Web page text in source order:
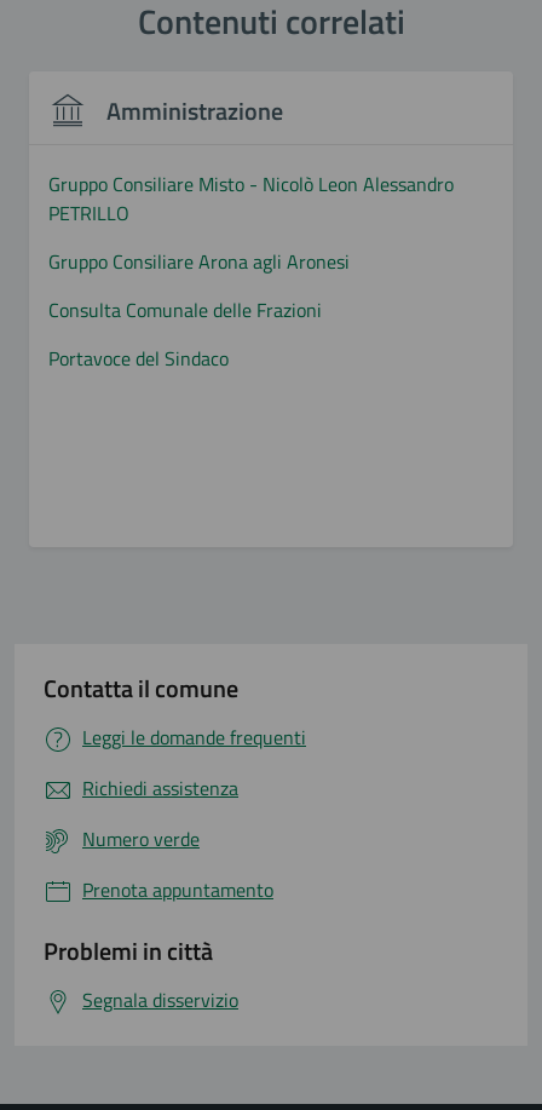
Contenuti correlati
Amministrazione
Gruppo Consiliare Misto - Nicolò Leon Alessandro
PETRILLO
Gruppo Consiliare Arona agli Aronesi
Consulta Comunale delle Frazioni
Portavoce del Sindaco
Contatta il comune
Leggi le domande frequenti
Richiedi assistenza
Numero verde
Prenota appuntamento
Problemi in città
Segnala disservizio